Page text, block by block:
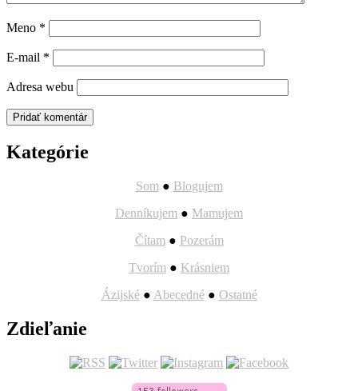
Meno *
E-mail *
Adresa webu
Kategórie
Som ● Blogujem
Denníkujem ● Mamujem
Čítam ● Pozerám
Tvorím ● Krásniem
Ázijské● Abecedné● Ostatné
Zdieľanie